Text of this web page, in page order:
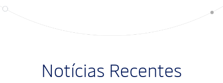
Notícias Recentes